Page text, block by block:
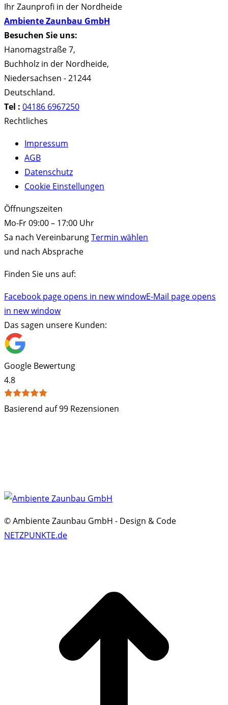
Ihr Zaunprofi in der Nordheide
Ambiente Zaunbau GmbH
Besuchen Sie uns:
Hanomagstraße 7,
Buchholz in der Nordheide,
Niedersachsen -21244
Deutschland.
Tel : 04186 6967250
Rechtliches
Impressum
AGB
Datenschutz
Cookie Einstellungen
Öffnungszeiten
Mo-Fr 09:00 – 17:00 Uhr
Sa nach VereinbarungTermin wählen
und nach Absprache
Finden Sie uns auf:
Facebook page opens in new windowE-Mail page opens
in new window
Das sagen unsere Kunden:
Google Bewertung
4.8
Basierend auf 99 Rezensionen
© Ambiente Zaunbau GmbH - Design & Code
NETZPUNKTE.de